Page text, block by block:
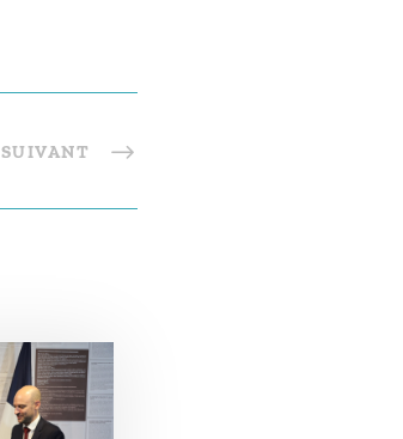
SUIVANT